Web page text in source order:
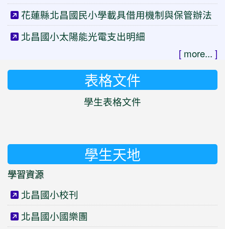
花蓮縣北昌國民小學載具借用機制與保管辦法
北昌國小太陽能光電支出明細
[ more... ]
表格文件
學生表格文件
學生天地
學習資源
北昌國小校刊
北昌國小國樂團